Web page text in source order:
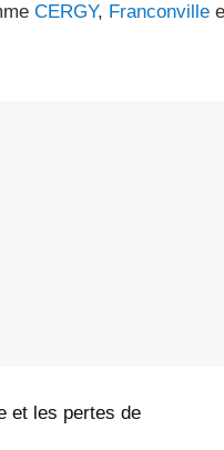
CERGY, Franconville
et les pertes de